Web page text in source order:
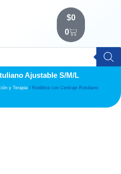
$0
0
Ajustable S/M/L
y Terapia / Rodillera con Centraje Rotuliano